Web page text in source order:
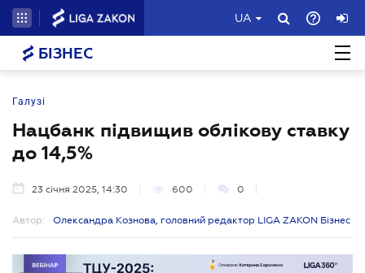
UA
БІЗНЕС
Галузі
Нацбанк підвищив облікову ставку
до 14,5%
23 січня 2025, 14:30 600 0
Автор: Олександра Кознова, головний редактор LIGA ZAKON Бізнес